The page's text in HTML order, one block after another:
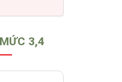
3,4